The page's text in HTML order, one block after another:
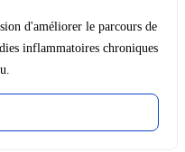
d'améliorer le parcours de
inflammatoires chroniques